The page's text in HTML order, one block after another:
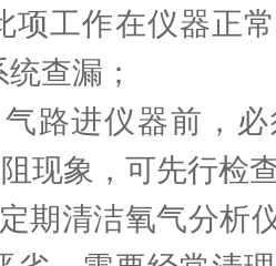
项工作在仪器正
查漏；
进仪器前，必
现象，可先行检
清洁氧气分析仪